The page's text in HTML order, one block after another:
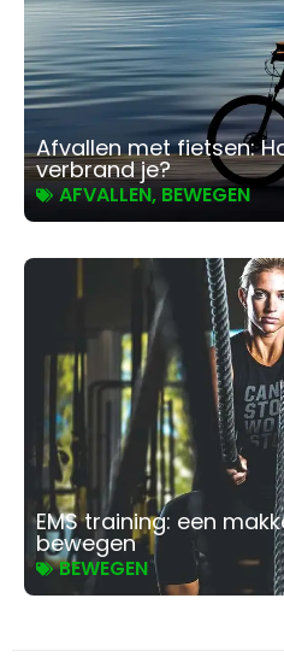
Afvallen met fietsen:
verbrand je?
AFVALLEN, BEWEGEN
EMS training: een
bewegen
BEWEGEN